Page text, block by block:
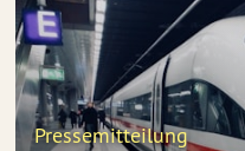
Pressemitteilung